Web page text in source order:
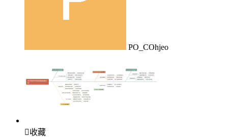
PO_COhjeo
收藏